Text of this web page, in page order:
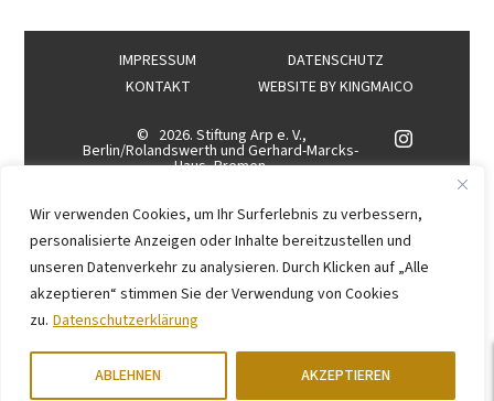
Wir verwenden Cookies, um Ihr Surferlebnis zu verbessern,
personalisierte Anzeigen oder Inhalte bereitzustellen und
unseren Datenverkehr zu analysieren. Durch Klicken auf „Alle
akzeptieren“ stimmen Sie der Verwendung von Cookies
zu. Datenschutzerklärung
ABLEHNEN AKZEPTIEREN
IMPRESSUM
DATENSCHUTZ
KONTAKT
WEBSITE BYKINGMAICO
© 2026. Stiftung Arp e. V.,
Berlin/Rolandswerth und Gerhard-Marcks-
Haus, Bremen